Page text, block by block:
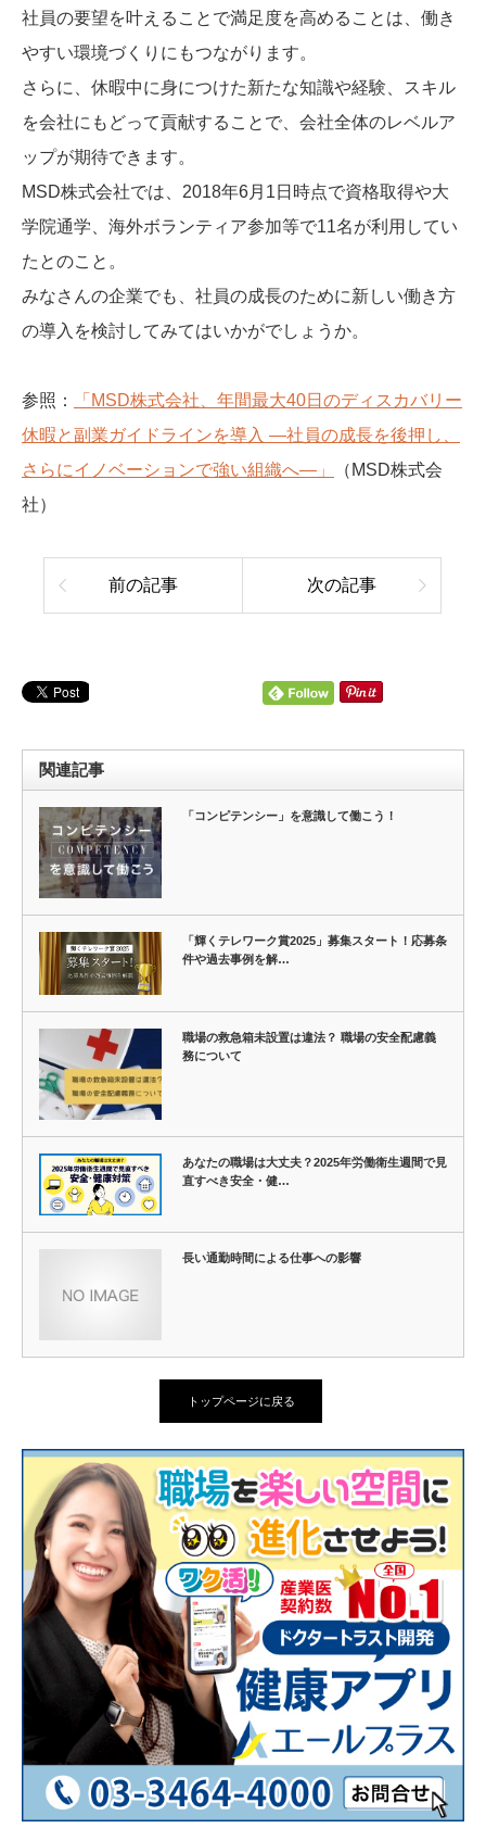
社員の要望を叶えることで満足度を高めることは、働き
やすい環境づくりにもつながります。
さらに、休暇中に身につけた新たな知識や経験、スキル
を会社にもどって貢献することで、会社全体のレベルア
ップが期待できます。
MSD株式会社では、2018年6月1日時点で資格取得や大
学院通学、海外ボランティア参加等で11名が利用してい
たとのこと。
みなさんの企業でも、社員の成長のために新しい働き方
の導入を検討してみてはいかがでしょうか。
参照：
「MSD株式会社、年間最大40日のディスカバリー
休暇と副業ガイドラインを導入 ―社員の成長を後押し、
さらにイノベーションで強い組織へ―」
（MSD株式会
社）
前の記事 次の記事
関連記事
「コンピテンシー」を意識して働こう！
「輝くテレワーク賞2025」募集スタート！応募条
件や過去事例を解…
職場の救急箱未設置は違法？ 職場の安全配慮義
務について
あなたの職場は大丈夫？2025年労働衛生週間で見
直すべき安全・健…
長い通勤時間による仕事への影響
トップページに戻る